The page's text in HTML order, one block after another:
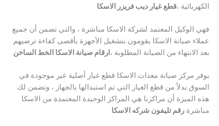
الكهربائية ،قطع غيار ديب فريزر الاسكا
فهي الوكيل المعتمد لشركة الاسكا مباشرة ، والتي تضمن أن جميع
عملاء صيانة الاسكا يقومون بتشغيل الأجهزة بأقصى كفاءة ترضيهم
بعد الانتهاء من الصيانة المطلوبة ، ارقام صيانة الاسكا الخط الساخن
يوفر مركز صيانة معدات الاسكا قطع غيار أصلية غير موجودة في
السوق بدلاً من قطع الغيار التي تم استبدالها بالجهاز ، وتضمن لك
هذه الميزة أن مراكزنا هي المراكز الوحيدة المعتمدة من الاسكا
مباشرة رقم تليفون شركه الاسكا